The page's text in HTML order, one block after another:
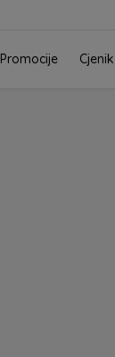
Promocije Cjenik